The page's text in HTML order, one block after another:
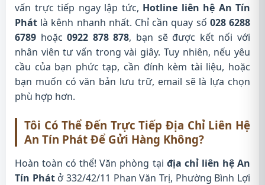
vấn trực tiếp ngay lập tức, Hotline liên hệ An Tín
Phát là kênh nhanh nhất. Chỉ cần quay số 028 6288
6789 hoặc0922 878 878, bạn sẽ được kết nối với
nhân viên tư vấn trong vài giây. Tuy nhiên, nếu yêu
cầu của bạn phức tạp, cần đính kèm tài liệu, hoặc
bạn muốn có văn bản lưu trữ, email sẽ là lựa chọn
phù hợp hơn.
Tôi Có Thể Đến Trực Tiếp Địa Chỉ Liên Hệ
An Tín Phát Để Gửi Hàng Không?
Hoàn toàn có thể! Văn phòng tại địa chỉ liên hệ An
Tín Phátở 332/42/11 Phan Văn Trị, Phường Bình Lợi